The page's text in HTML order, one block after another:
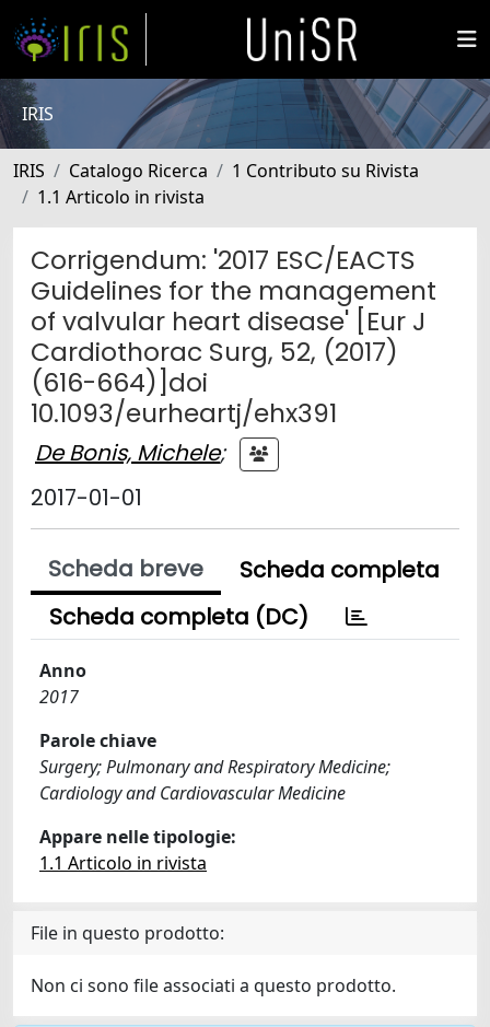
IRIS
IRIS Catalogo Ricerca
1 Contributo su Rivista
1.1 Articolo in rivista
Corrigendum: '2017 ESC/EACTS
Guidelines for the management
of valvular heart disease' [Eur J
Cardiothorac Surg, 52, (2017)
(616-664)]doi
10.1093/eurheartj/ehx391
De Bonis, Michele;
2017-01-01
Scheda breve
Scheda completa
Scheda completa (DC)
Anno
2017
Parole chiave
Surgery; Pulmonary and Respiratory Medicine;
Cardiology and Cardiovascular Medicine
Appare nelle tipologie:
1.1 Articolo in rivista
File in questo prodotto:
Non ci sono file associati a questo prodotto.